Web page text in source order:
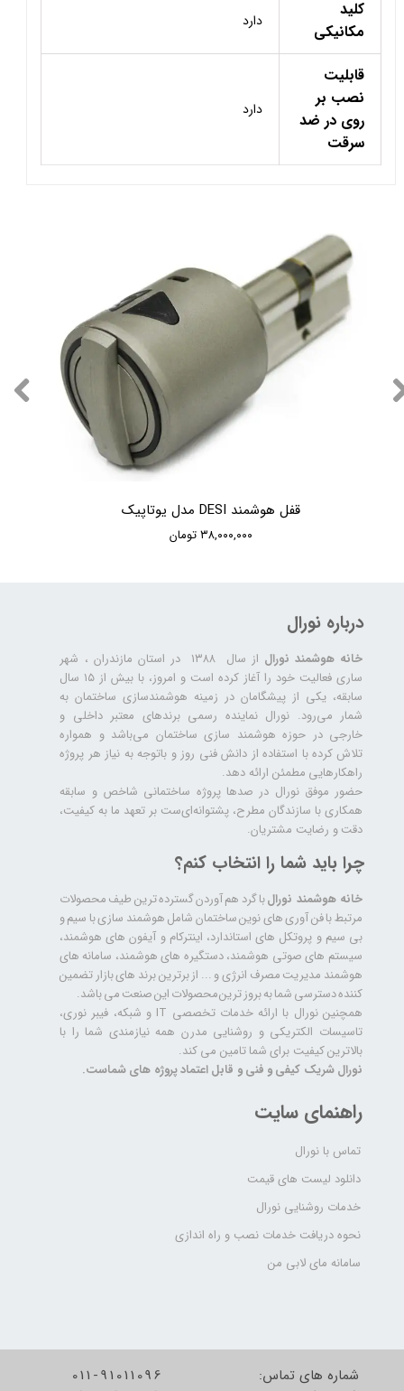
کلید
مکانیکی
دارد
قابلیت
نصب بر
روی در ضد
سرقت
دارد
قفل هوشمند DESI مدل یوتاپیک
۳۸,۰۰۰,۰۰۰ تومان
درباره نورال
خانه هوشمند نورال
از سال ۱۳۸۸ در استان مازندران ، شهر
ساری فعالیت خود را آغاز کرده است و امروز، با بیش از ۱۵ سال
سابقه، یکی از پیشگامان در زمینه هوشمندسازی ساختمان به
شمار می‌رود. نورال نماینده رسمی برندهای معتبر داخلی و
خارجی در حوزه هوشمند سازی ساختمان می‌باشد و همواره
تلاش کرده با استفاده از دانش فنی روز و باتوجه به نیاز هر پروژه
راهکارهایی مطمئن ارائه دهد.
حضور موفق نورال در صدها پروژه‌ ساختمانی شاخص و سابقه
همکاری با سازندگان مطرح، پشتوانه‌ای‌ست بر تعهد ما به کیفیت،
دقت و رضایت مشتریان.
راهنمای سایت
تماس با نورال
دانلود لیست های قیمت
خدمات روشنایی نورال
نحوه دریافت خدمات نصب و راه اندازی
سامانه مای لابی من
چرا باید شما را انتخاب کنم؟
خانه هوشمند نورالبا گرد هم آوردن گسترده ترین طیف محصولات
مرتبط با فن آوری های نوین ساختمان شامل هوشمند سازی با سیم و
بی سیم و پروتکل های استاندارد، اینترکام و آیفون های هوشمند،
سیستم های صوتی هوشمند، دستگیره های هوشمند، سامانه های
هوشمند مدیریت مصرف انرژی و ... از برترین برند های بازار تضمین
کننده دسترسی شما به بروز ترین محصولات این صنعت می باشد.
همچنین نورال با ارائه خدمات تخصصی IT و شبکه، فیبر نوری،
تاسیسات الکتریکی و روشنایی مدرن همه نیازمندی شما را با
بالاترین کیفیت برای شما تامین می کند.
نورال شریک کیفی و فنی و قابل اعتماد پروژه های شماست.
شماره های تماس:
011-91011096